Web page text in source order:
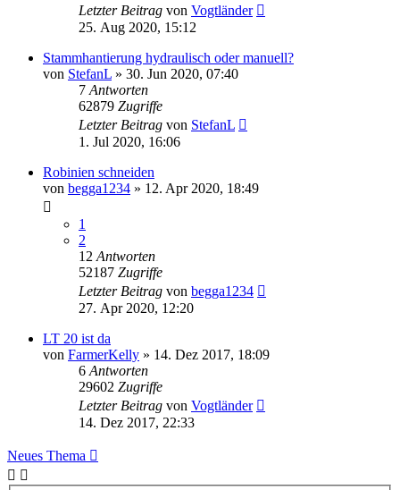
Letzter Beitrag von Vogtländer
25. Aug 2020, 15:12
Stammhantierung hydraulisch oder manuell?
von StefanL » 30. Jun 2020, 07:40
7 Antworten
62879 Zugriffe
Letzter Beitrag von StefanL
1. Jul 2020, 16:06
Robinien schneiden
von begga1234 » 12. Apr 2020, 18:49
1
2
12 Antworten
52187 Zugriffe
Letzter Beitrag von begga1234
27. Apr 2020, 12:20
LT 20 ist da
von FarmerKelly » 14. Dez 2017, 18:09
6 Antworten
29602 Zugriffe
Letzter Beitrag von Vogtländer
14. Dez 2017, 22:33
Neues Thema